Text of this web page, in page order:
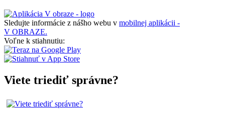
Sledujte informácie z nášho webu v mobilnej aplikácii -
V OBRAZE.
Voľne k stiahnutiu:
Viete triediť správne?